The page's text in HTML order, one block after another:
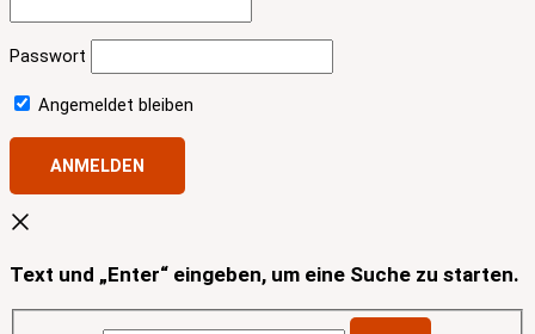
Passwort
Angemeldet bleiben
Text und „Enter“ eingeben, um eine Suche zu starten.